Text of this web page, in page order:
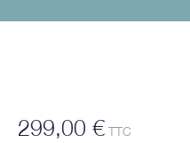
299,00 €TTC